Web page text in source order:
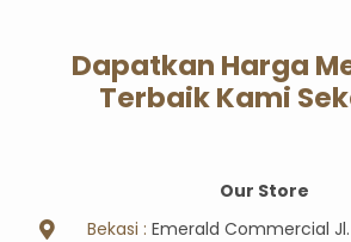
Dapatkan Harga
Terbaik Kami
Our Store
Bekasi : Emerald Commercial Jl.